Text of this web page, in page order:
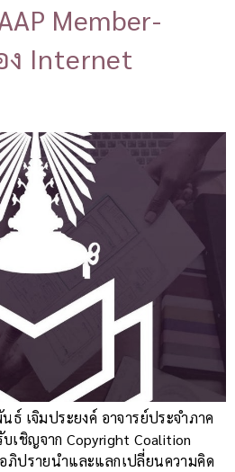
Member-
ง Internet
ธ์ เจิมประยงค์ อาจารย์ประจำภาค
เชิญจาก Copyright Coalition
ภิปรายนำและแลกเปลี่ยนความคิด